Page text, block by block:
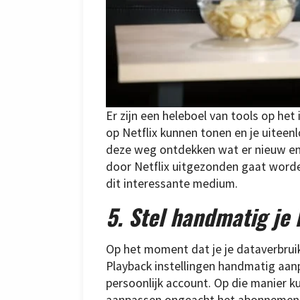
Er zijn een heleboel van tools op
op Netflix kunnen tonen en je
deze weg ontdekken wat er nieuw
door Netflix uitgezonden gaat
dit interessante medium.
5. Stel handmatig
Op het moment dat je je
Playback instellingen handmatig
persoonlijk account. Op die manier